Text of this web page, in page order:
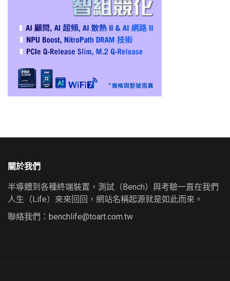
關於我們
半導體到各種終端裝置，測試（Bench）與考驗一直在我們
人生（Life）來來回回，網站名稱起源就是如此而來。
聯絡我們： benchlife@toart.com.tw